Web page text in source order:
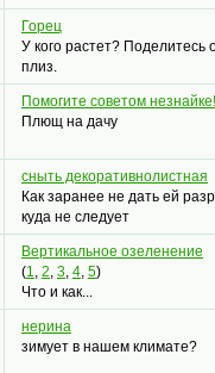
Горец
У кого растет? Поделитесь
плиз.
Помогите советом незнайке!
Плющ на дачу
сныть декоративнолистная
Как заранее не дать ей
куда не следует
Вертикальное озеленение
(1, 2, 3, 4, 5)
Что и как...
нерина
зимует в нашем климате?